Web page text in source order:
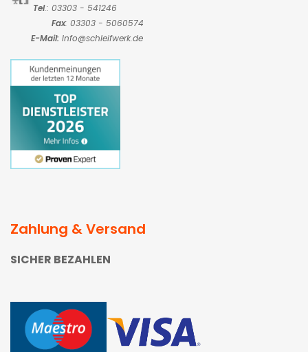
Tel.: 03303 - 541246
Fax: 03303 - 5060574
E-Mail: Info@schleifwerk.de
Zahlung & Versand
SICHER BEZAHLEN